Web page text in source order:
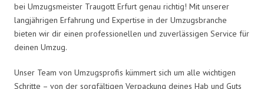
bei Umzugsmeister Traugott Erfurt genau richtig! Mit unserer
langjährigen Erfahrung und Expertise in der Umzugsbranche
bieten wir dir einen professionellen und zuverlässigen Service für
deinen Umzug.
Unser Team von Umzugsprofis kümmert sich um alle wichtigen
Schritte – von der sorgfältigen Verpackung deines Hab und Guts